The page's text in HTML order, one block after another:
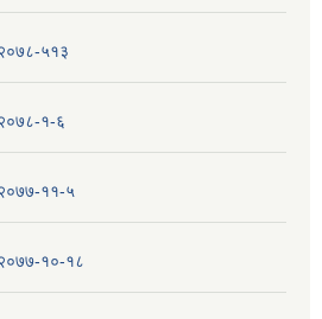
२०७८-५१३
२०७८-१-६
२०७७-११-५
२०७७-१०-१८